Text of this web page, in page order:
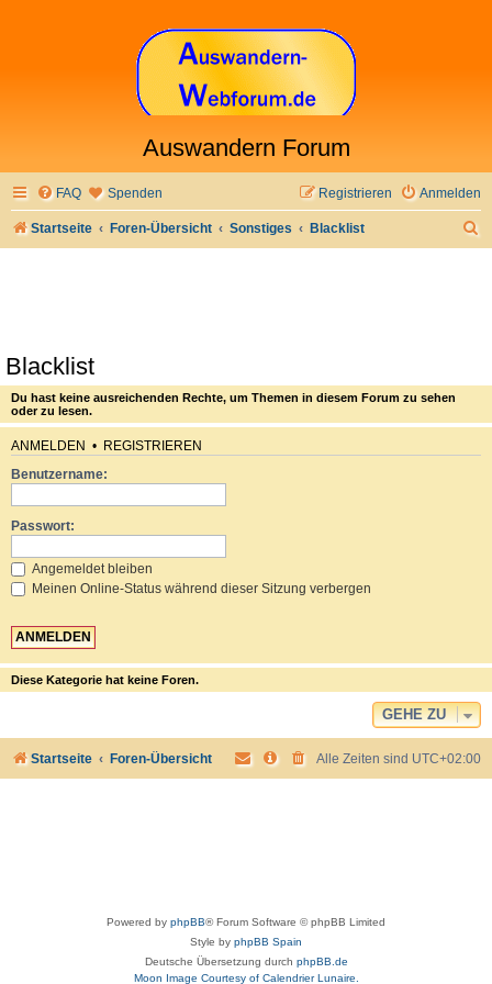
Auswandern Forum
FAQ Spenden Anmelden
Registrieren
Startseite Foren-Übersicht Sonstiges Blacklist
Blacklist
Du hast keine ausreichenden Rechte, um Themen in diesem Forum zu sehen
oder zu lesen.
ANMELDEN • REGISTRIEREN
Benutzername:
Passwort:
Angemeldet bleiben
Meinen Online-Status während dieser Sitzung verbergen
Diese Kategorie hat keine Foren.
GEHE ZU
Startseite Foren-Übersicht Alle Zeiten sind UTC+02:00
Powered by phpBB® Forum Software © phpBB Limited
Style by phpBB Spain
Deutsche Übersetzung durch phpBB.de
Moon Image Courtesy of Calendrier Lunaire.